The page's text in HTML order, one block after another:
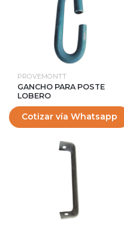
PROVEMONTT
GANCHO PARA POSTE
LOBERO
Cotizar vía Whatsapp